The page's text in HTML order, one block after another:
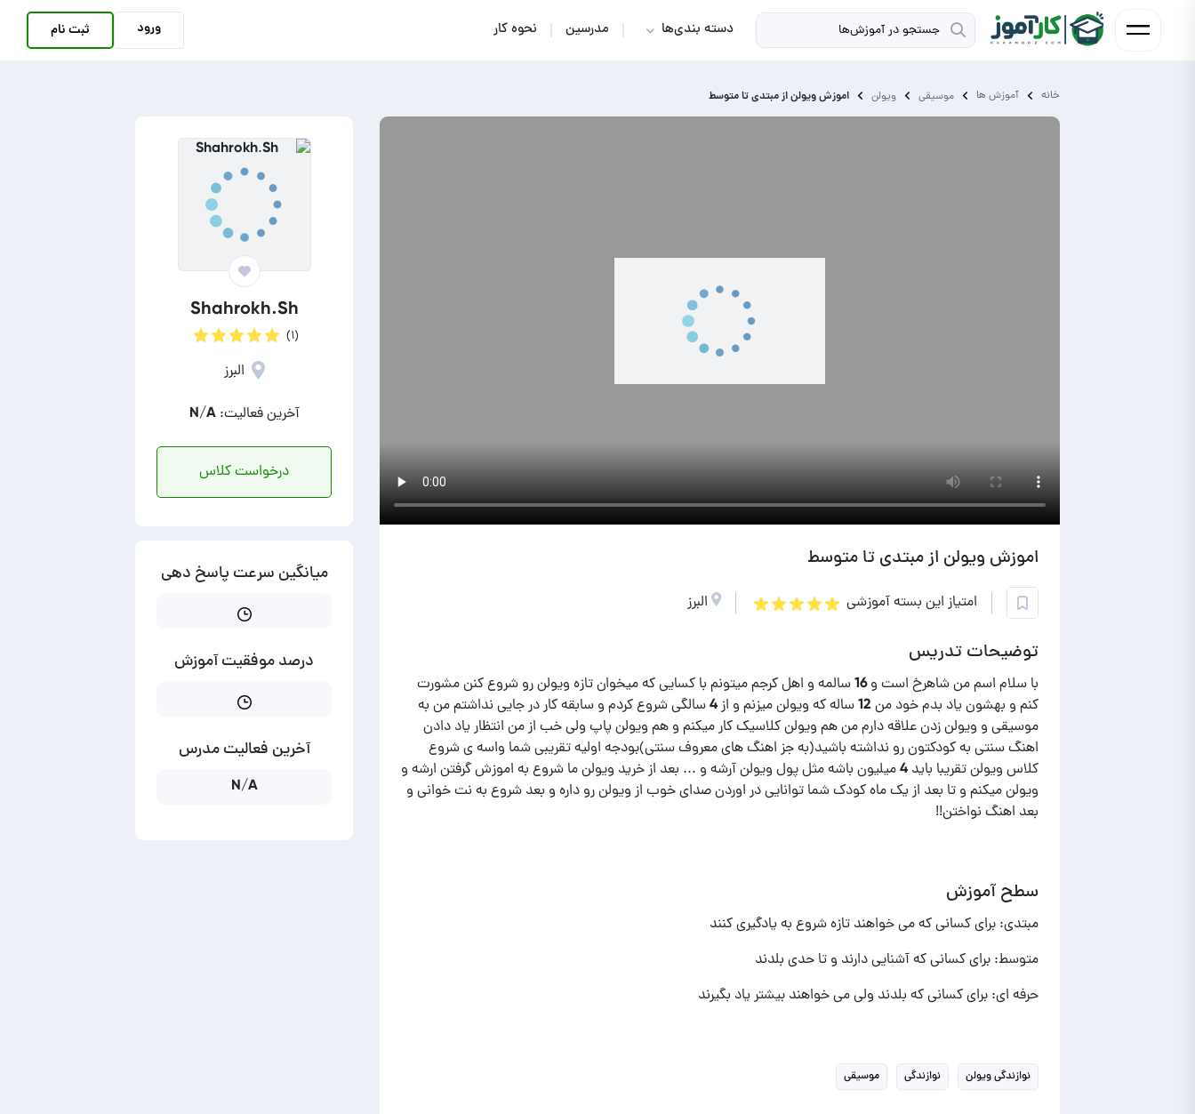
دسته بندی‌ها مدرسین نحوه کار ورود ثبت نام
خانه آموزش ‌ها موسیقی ویولن اموزش ویولن از مبتدی تا متوسط
اموزش ویولن از مبتدی تا متوسط
امتیاز این بسته آموزشی البرز
توضیحات تدریس
با سلام اسم من شاهرخ است و 16 سالمه و اهل کرجم میتونم با کسایی که میخوان تازه ویولن رو شروع کنن مشورت
کنم و بهشون یاد بدم خود من 12 ساله که ویولن میزنم و از 4 سالگی شروع کردم و سابقه کار در جایی نداشتم من به
موسیقی و ویولن زدن علاقه دارم من هم ویولن کلاسیک کار میکنم و هم ویولن پاپ ولی خب از من انتظار یاد دادن
اهنگ سنتی به کودکتون رو نداشته باشید(به جز اهنگ های معروف سنتی)بودجه اولیه تقریبی شما واسه ی شروع
کلاس ویولن تقریبا باید 4 میلیون باشه مثل پول ویولن آرشه و ... بعد از خرید ویولن ما شروع به اموزش گرفتن ارشه و
ویولن میکنم و تا بعد از یک ماه کودک شما توانایی در اوردن صدای خوب از ویولن رو داره و بعد شروع به نت خوانی و
بعد اهنگ نواختن!!
سطح آموزش
مبتدی: برای کسانی که می خواهند تازه شروع به یادگیری کنند
متوسط: برای کسانی که آشنایی دارند و تا حدی بلدند
حرفه ای: برای کسانی که بلدند ولی می خواهند بیشتر یاد بگیرند
نوازندگی ویولن نوازندگی موسیقی
Shahrokh.Sh
(۱)
البرز
آخرین فعالیت: N/A
درخواست کلاس
میانگین سرعت پاسخ دهی
درصد موفقیت آموزش
آخرین فعالیت مدرس
N/A